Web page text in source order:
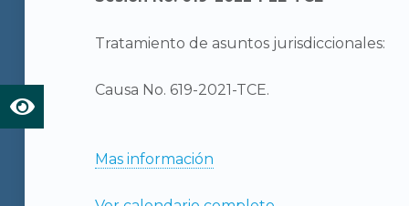
Tratamiento de asuntos jurisdiccionales:
Causa No. 619-2021-TCE.
Mas información